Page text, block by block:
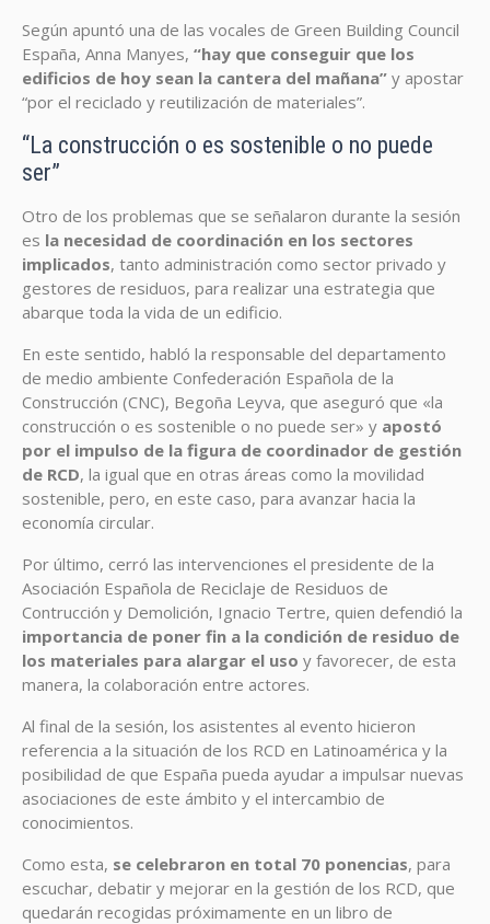
Según apuntó una de las vocales de Green Building Council
España, Anna Manyes, “hay que conseguir que los
edificios de hoy sean la cantera del mañana” y apostar
“por el reciclado y reutilización de materiales”.
“La construcción o es sostenible o no puede
ser”
Otro de los problemas que se señalaron durante la sesión
es la necesidad de coordinación en los sectores
implicados, tanto administración como sector privado y
gestores de residuos, para realizar una estrategia que
abarque toda la vida de un edificio.
En este sentido, habló la responsable del departamento
de medio ambiente Confederación Española de la
Construcción (CNC), Begoña Leyva, que aseguró que «la
construcción o es sostenible o no puede ser» y apostó
por el impulso de la figura de coordinador de gestión
de RCD, la igual que en otras áreas como la movilidad
sostenible, pero, en este caso, para avanzar hacia la
economía circular.
Por último, cerró las intervenciones el presidente de la
Asociación Española de Reciclaje de Residuos de
Contrucción y Demolición, Ignacio Tertre, quien defendió la
importancia de poner fin a la condición de residuo de
los materiales para alargar el uso y favorecer, de esta
manera, la colaboración entre actores.
Al final de la sesión, los asistentes al evento hicieron
referencia a la situación de los RCD en Latinoamérica y la
posibilidad de que España pueda ayudar a impulsar nuevas
asociaciones de este ámbito y el intercambio de
conocimientos.
Como esta, se celebraron en total 70 ponencias, para
escuchar, debatir y mejorar en la gestión de los RCD, que
quedarán recogidas próximamente en un libro de